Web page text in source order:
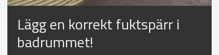
Lägg en korrekt fuktspärr i
badrummet!